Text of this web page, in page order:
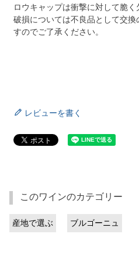
ロウキャップは衝撃に対して脆
破損については不良品として交
すのでご了承ください。
レビューを書く
このワインのカテゴリー
産地で選ぶ ブルゴーニュ